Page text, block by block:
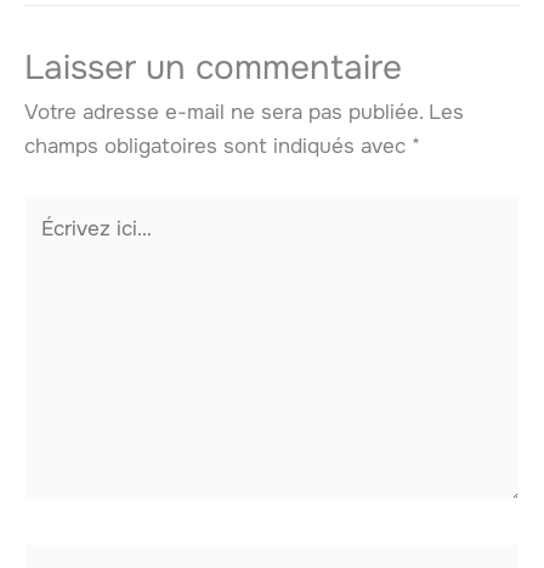
Laisser un commentaire
Votre adresse e-mail ne sera pas publiée. Les
champs obligatoires sont indiqués avec *
Écrivez
ici…